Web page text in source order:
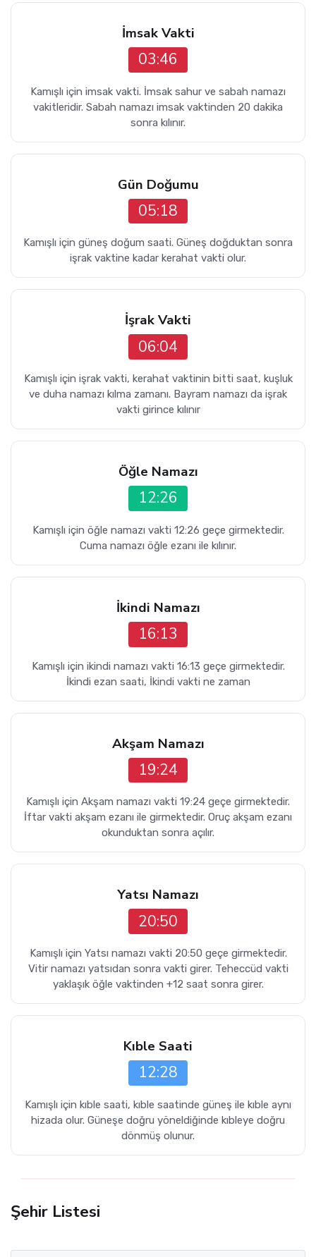
İmsak Vakti
03:46
Kamışlı için imsak vakti. İmsak sahur ve sabah namazı
vakitleridir. Sabah namazı imsak vaktinden 20 dakika
sonra kılınır.
Gün Doğumu
05:18
Kamışlı için güneş doğum saati. Güneş doğduktan sonra
işrak vaktine kadar kerahat vakti olur.
İşrak Vakti
06:04
Kamışlı için işrak vakti, kerahat vaktinin bitti saat, kuşluk
ve duha namazı kılma zamanı. Bayram namazı da işrak
vakti girince kılınır
Öğle Namazı
12:26
Kamışlı için öğle namazı vakti 12:26 geçe girmektedir.
Cuma namazı öğle ezanı ile kılınır.
İkindi Namazı
16:13
Kamışlı için ikindi namazı vakti 16:13 geçe girmektedir.
İkindi ezan saati, İkindi vakti ne zaman
Akşam Namazı
19:24
Kamışlı için Akşam namazı vakti 19:24 geçe girmektedir.
İftar vakti akşam ezanı ile girmektedir. Oruç akşam ezanı
okunduktan sonra açılır.
Yatsı Namazı
20:50
Kamışlı için Yatsı namazı vakti 20:50 geçe girmektedir.
Vitir namazı yatsıdan sonra vakti girer. Teheccüd vakti
yaklaşık öğle vaktinden +12 saat sonra girer.
Kıble Saati
12:28
Kamışlı için kıble saati, kıble saatinde güneş ile kıble aynı
hizada olur. Güneşe doğru yöneldiğinde kıbleye doğru
dönmüş olunur.
Şehir Listesi